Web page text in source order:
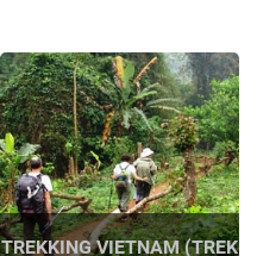
TREKKING VIETNAM (TREK